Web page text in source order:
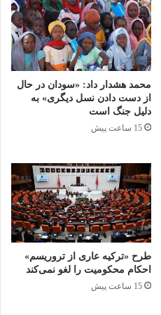
که در اطراف منطقه
این خصوص به خبرنگار
همان روز پذیرش
مشکل خواهیم خورد و
نکند، ما دیگر
خود می‌خواهند که شجاعت
را بر فشارهای خارجی
تروریستی منافقین از
نقض حاکمیت ملی،
محمد هشدار داد: «سودان در حال
از دست دادن نسل دیگری» به
دلیل جنگ است
15 ساعت پیش
طرح «ترکیه عاری از تروریسم»
احکام محکومیت را لغو نمی‌کند
15 ساعت پیش